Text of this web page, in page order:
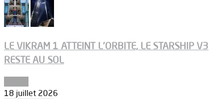
LE VIKRAM 1 ATTEINT L’ORBITE, LE STARSHIP V3
RESTE AU SOL
18 juillet 2026